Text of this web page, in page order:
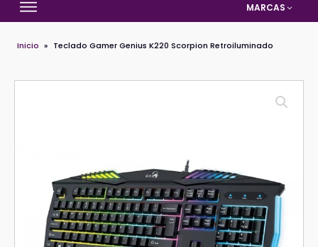
MARCAS
Inicio » Teclado Gamer Genius K220 Scorpion Retroiluminado